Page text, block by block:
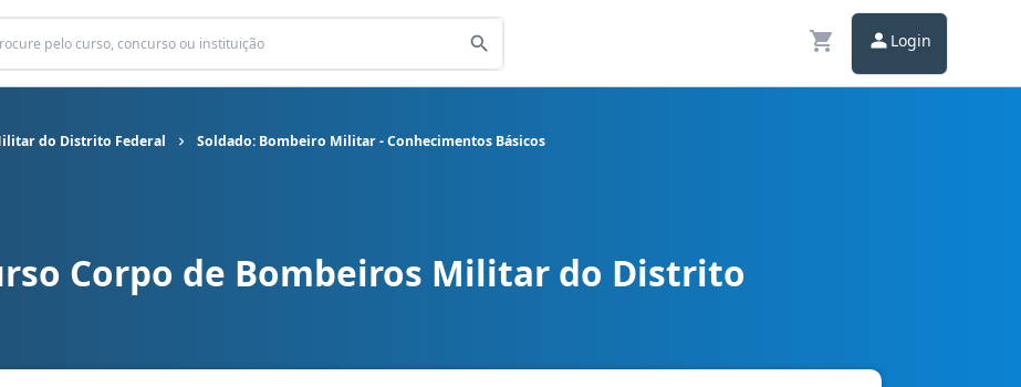
Login
do Distrito Federal Soldado: Bombeiro Militar - Conhecimentos Básicos
Militar do Distrito Federal cargo Soldado: Bombeiro Militar - Conhecimentos Básicos
Corpo de Bombeiros Militar do Distrito